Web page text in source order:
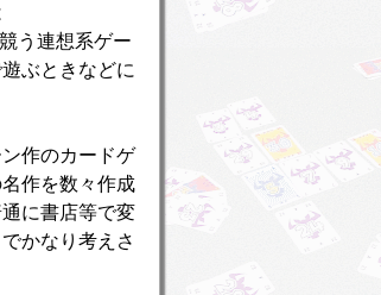
う連想系ゲー
ぶときなどに
作のカードゲ
作を数々作成
に書店等で変
かなり考えさ